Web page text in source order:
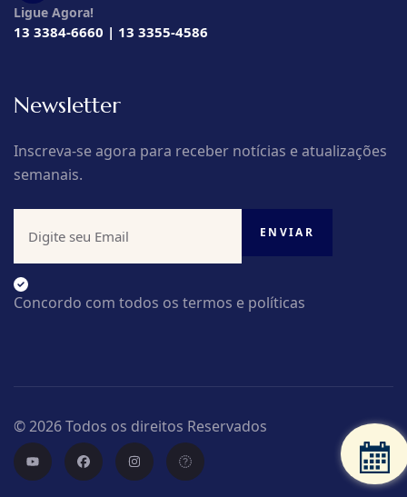
Ligue Agora!
13 3384-6660 | 13 3355-4586
Newsletter
Inscreva-se agora para receber notícias e atualizações
semanais.
Concordo com todos os termos e políticas
© 2026 Todos os direitos Reservados